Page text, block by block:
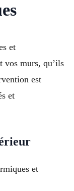
et
vos murs, qu’ils
est
et
et